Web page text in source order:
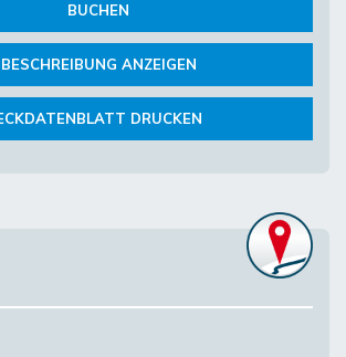
BUCHEN
BESCHREIBUNG ANZEIGEN
DRUCKEN